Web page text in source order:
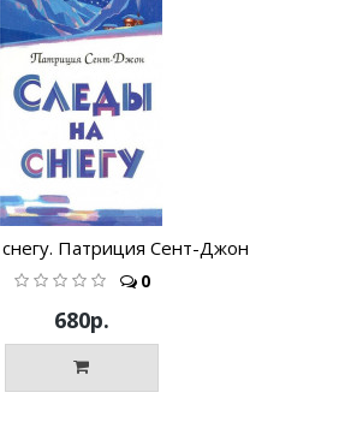
Патриция Сент-Джон
0
680р.